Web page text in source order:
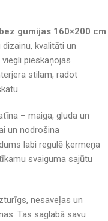
gumijas 160×200 cm
kvalitāti un
pieskaņojas
stilam, radot
– maiga, gluda un
un nodrošina
labi regulē ķermeņa
svaiguma sajūtu
nesaveļas un
Tas saglabā savu